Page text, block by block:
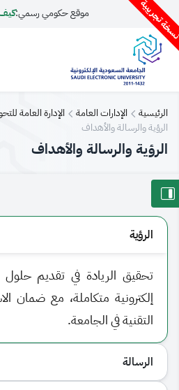
تجريبية موقع حكومي رسمي:
الرئيسية الإدارات العامة
الإدارة العامة
الرؤية والرسالة والأهداف
الرؤية والرسالة والأهداف
الرؤية
تحقيق الريادة في تقديم
إلكترونية متكاملة، مع ضمان
التقنية في الجامعة.
الرسالة